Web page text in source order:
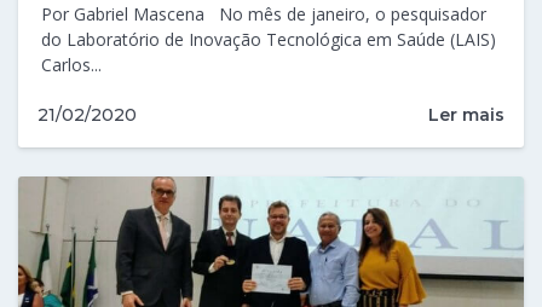
Por Gabriel Mascena No mês de janeiro, o pesquisador
do Laboratório de Inovação Tecnológica em Saúde (LAIS)
Carlos...
21/02/2020 Ler mais